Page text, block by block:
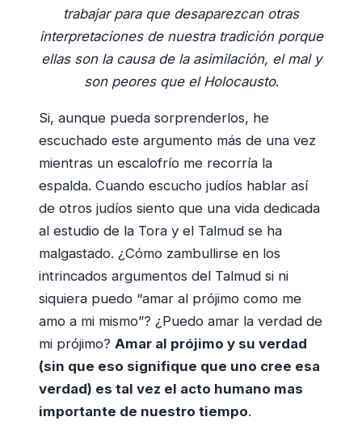
trabajar para que desaparezcan otras
interpretaciones de nuestra tradición porque
ellas son la causa de la asimilación, el mal y
son peores que el Holocausto.
Si, aunque pueda sorprenderlos, he
escuchado este argumento más de una vez
mientras un escalofrío me recorría la
espalda. Cuando escucho judíos hablar así
de otros judíos siento que una vida dedicada
al estudio de la Tora y el Talmud se ha
malgastado. ¿Cómo zambullirse en los
intrincados argumentos del Talmud si ni
siquiera puedo “amar al prójimo como me
amo a mi mismo”? ¿Puedo amar la verdad de
mi prójimo? Amar al prójimo y su verdad
(sin que eso signifique que uno cree esa
verdad) es tal vez el acto humano mas
importante de nuestro tiempo.